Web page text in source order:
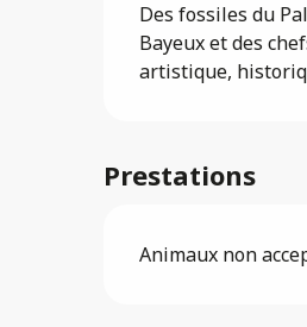
Des fossiles du
Bayeux et des
artistique,
Prestations
Animaux non